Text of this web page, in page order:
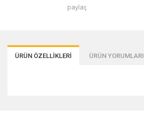
paylaş
ÜRÜN ÖZELLİKLERİ ÜRÜN YORUMLARI